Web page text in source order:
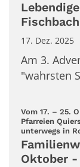
17. Dez. 2025
Am 3.
"wahrsten
Vom 17. – 25.
Pfarreien
unterwegs in
Oktober